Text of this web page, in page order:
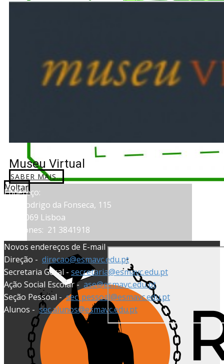
Museu Virtual
SABER MAIS...
Voltar
Novos endereços de E-mail
Direção - direcao@esmavc.edu.pt
Secretaria Geral - secretaria@esmavc.edu.pt
Ação Social Escolar - ase@esmavc.edu.pt
Seção Pessoal -sec_pessoal@esmavc.edu.pt
Alunos - sec.alunos@esmavc.edu.pt
Endereço:
Rua Rodrigo da Fonseca, 115
1099-069 Lisboa
Telefones: 21 3841918